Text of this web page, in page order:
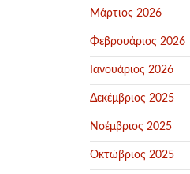
Μάρτιος 2026
Φεβρουάριος 2026
Ιανουάριος 2026
Δεκέμβριος 2025
Νοέμβριος 2025
Οκτώβριος 2025